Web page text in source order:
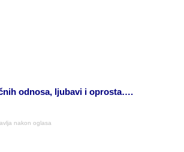
odnosa, ljubavi i oprosta….
nakon oglasa